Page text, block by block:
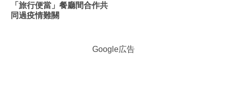
「旅行便當」餐廳間合作共
同過疫情難關
Google広告